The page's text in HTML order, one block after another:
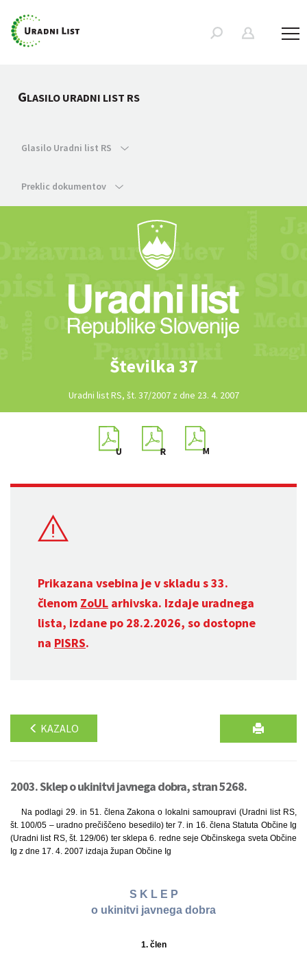
GLASILO URADNI LIST RS
Glasilo Uradni list RS
Preklic dokumentov
Številka 37
Uradni list RS, št. 37/2007 z dne 23. 4. 2007
Prikazana vsebina je v skladu s 33.
členom ZoUL arhivska. Izdaje uradnega
lista, izdane po 28.2.2026, so dostopne
na PISRS.
KAZALO
2003. Sklep o ukinitvi javnega dobra, stran 5268.
Na podlagi 29. in 51. člena Zakona o lokalni samoupravi (Uradni list RS,
št. 100/05 – uradno prečiščeno besedilo) ter 7. in 16. člena Statuta Občine Ig
(Uradni list RS, št. 129/06) ter sklepa 6. redne seje Občinskega sveta Občine
Ig z dne 17. 4. 2007 izdaja župan Občine Ig
S K L E P
o ukinitvi javnega dobra
1. člen